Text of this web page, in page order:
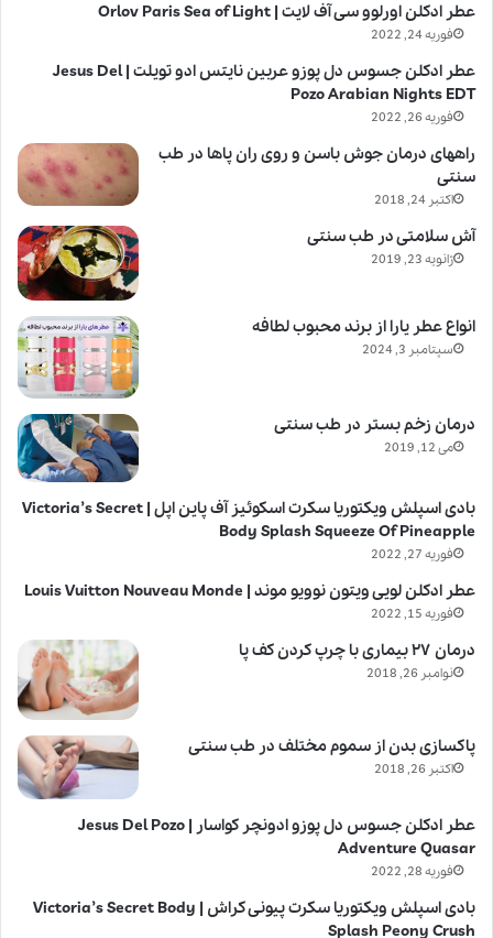
عطر ادکلن اورلوو سی آف لایت | Orlov Paris Sea of Light
فوریه 24, 2022
عطر ادکلن جسوس دل پوزو عربین نایتس ادو تویلت | Jesus Del
Pozo Arabian Nights EDT
فوریه 26, 2022
راههای درمان جوش باسن و روی ران پاها در طب
سنتی
اکتبر 24, 2018
آش سلامتی در طب سنتی
ژانویه 23, 2019
انواع عطر یارا از برند محبوب لطافه
سپتامبر 3, 2024
درمان زخم بستر در طب سنتی
می 12, 2019
بادی اسپلش ویکتوریا سکرت اسکوئیز آف پاین اپل | Victoria’s Secret
Body Splash Squeeze Of Pineapple
فوریه 27, 2022
عطر ادکلن لویی ویتون نوویو موند | Louis Vuitton Nouveau Monde
فوریه 15, 2022
درمان ۲۷ بیماری با چرپ کردن کف پا
نوامبر 26, 2018
پاکسازی بدن از سموم مختلف در طب سنتی
اکتبر 26, 2018
عطر ادکلن جسوس دل پوزو ادونچر کواسار | Jesus Del Pozo
Adventure Quasar
فوریه 28, 2022
بادی اسپلش ویکتوریا سکرت پیونی کراش | Victoria’s Secret Body
Splash Peony Crush